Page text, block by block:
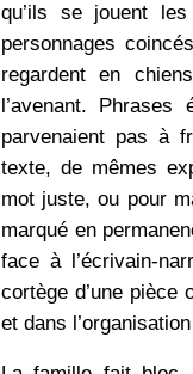
qu’ils se jouent
personnages
regardent en
l’avenant.
parvenaient pas à
texte, de mêmes
mot juste, ou pour
marqué en
face à l’écrivain-
cortège d’une
et dans